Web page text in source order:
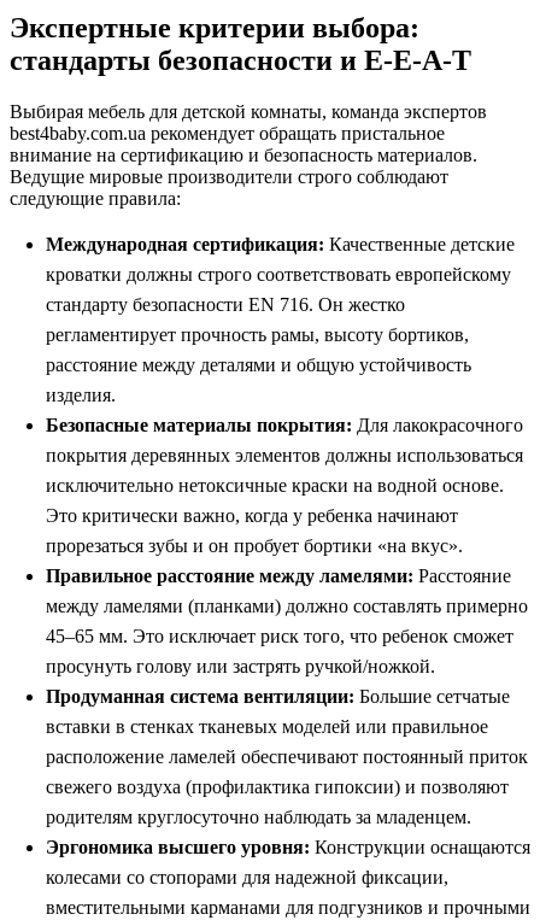
Экспертные критерии выбора:
стандарты безопасности и E-E-A-T
Выбирая мебель для детской комнаты, команда экспертов
best4baby.com.ua рекомендует обращать пристальное
внимание на сертификацию и безопасность материалов.
Ведущие мировые производители строго соблюдают
следующие правила:
Международная сертификация: Качественные детские
кроватки должны строго соответствовать европейскому
стандарту безопасности EN 716. Он жестко
регламентирует прочность рамы, высоту бортиков,
расстояние между деталями и общую устойчивость
изделия.
Безопасные материалы покрытия: Для лакокрасочного
покрытия деревянных элементов должны использоваться
исключительно нетоксичные краски на водной основе.
Это критически важно, когда у ребенка начинают
прорезаться зубы и он пробует бортики «на вкус».
Правильное расстояние между ламелями: Расстояние
между ламелями (планками) должно составлять примерно
45–65 мм. Это исключает риск того, что ребенок сможет
просунуть голову или застрять ручкой/ножкой.
Продуманная система вентиляции: Большие сетчатые
вставки в стенках тканевых моделей или правильное
расположение ламелей обеспечивают постоянный приток
свежего воздуха (профилактика гипоксии) и позволяют
родителям круглосуточно наблюдать за младенцем.
Эргономика высшего уровня: Конструкции оснащаются
колесами со стопорами для надежной фиксации,
вместительными карманами для подгузников и прочными